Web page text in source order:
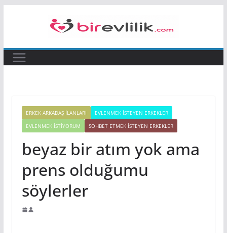
ERKEK ARKADAŞ ILANLARI
EVLENMEK İSTEYEN ERKEKLER
EVLENMEK İSTIYORUM
SOHBET ETMEK İSTEYEN ERKEKLER
beyaz bir atım yok ama
prens olduğumu
söylerler